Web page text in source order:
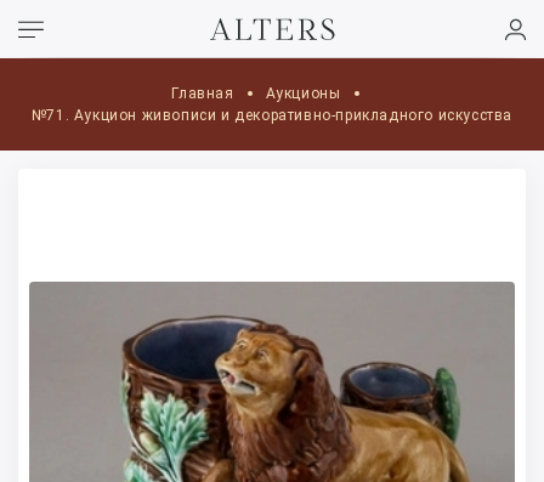
Главная
Аукционы
№71. Аукцион живописи и декоративно-прикладного искусства